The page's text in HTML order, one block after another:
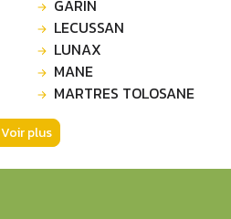
GARIN
LECUSSAN
LUNAX
MANE
MARTRES TOLOSANE
Voir plus